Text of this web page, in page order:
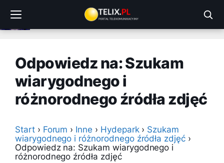
treści
Odpowiedz na: Szukam
wiarygodnego i
różnorodnego źródła zdjęć
Start › Forum › Inne › Hydepark › Szukam
wiarygodnego i różnorodnego źródła zdjęć ›
Odpowiedz na: Szukam wiarygodnego i
różnorodnego źródła zdjęć